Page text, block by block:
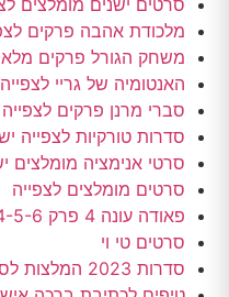
סרטים ישנים מומלצים
מלכודת אהבה פרקים
משחק הגורל פרקים
האנטומיה של גריי לצפייה
סברי מרנן פרקים
סדרות טורקיות לצפייה ישירה
סרטי אנימציה מומלצים
סרטים מומלצים לצפייה
פאודה עונה 4 פרק 3-4-5-6
סרטים טי וי
סדרות 2023 המלצות לסדרות חדשות!